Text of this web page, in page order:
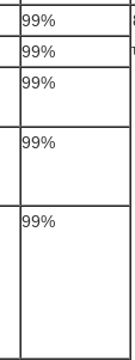
99%
99%
99%
99%
99%